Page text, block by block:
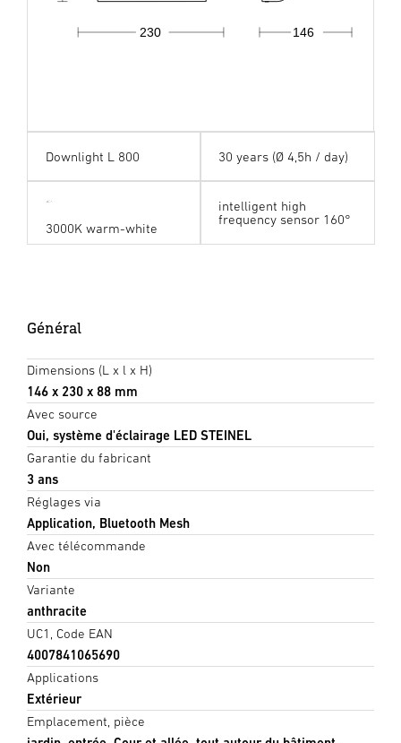
230 146
Downlight L 800 30 years (Ø 4,5h / day)
3000K warm-white
intelligent high
frequency sensor 160°
Général
Dimensions (L x l x H)
146 x 230 x 88 mm
Avec source
Oui, système d'éclairage LED STEINEL
Garantie du fabricant
3 ans
Réglages via
Application, Bluetooth Mesh
Avec télécommande
Non
Variante
anthracite
UC1, Code EAN
4007841065690
Applications
Extérieur
Emplacement, pièce